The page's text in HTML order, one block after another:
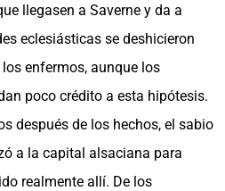
llegasen a Saverne y da a
eclesiásticas se deshicieron
enfermos, aunque los
poco crédito a esta hipótesis.
después de los hechos, el sabio
a la capital alsaciana para
realmente allí. De los